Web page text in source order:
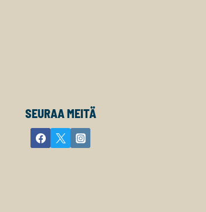
SEURAA MEITÄ